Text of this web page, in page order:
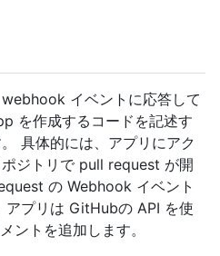
イベントに応答して
を作成するコードを記述す
具体的には、アプリにアク
ジトリで pull request が開
の Webhook イベント
アプリは GitHubの API を使
ントを追加します。